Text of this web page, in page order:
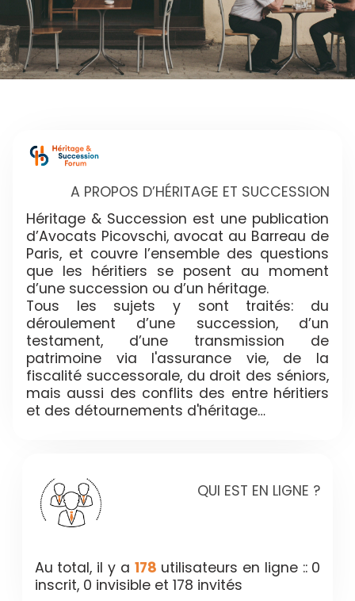
A PROPOS D’HÉRITAGE ET SUCCESSION
Héritage & Succession est une publication
d’Avocats Picovschi, avocat au Barreau de
Paris, et couvre l’ensemble des questions
que les héritiers se posent au moment
d’une succession ou d’un héritage.
Tous les sujets y sont traités: du
déroulement d’une succession, d’un
testament, d’une transmission de
patrimoine via l'assurance vie, de la
fiscalité successorale, du droit des séniors,
mais aussi des conflits des entre héritiers
et des détournements d'héritage…
QUI EST EN LIGNE ?
Au total, il y a 178 utilisateurs en ligne :: 0
inscrit, 0 invisible et 178 invités